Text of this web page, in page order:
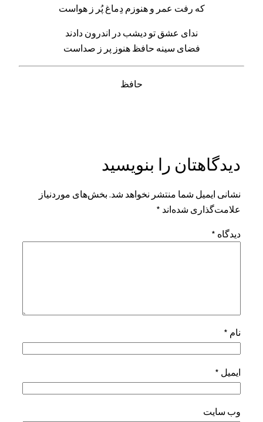
که رفت عمر و هنوزم دِماغ پُر ز هواست
ندای عشق تو دیشب در اندرون دادند
فضای سینه حافظ هنوز پر ز صداست
حافظ
دیدگاهتان را بنویسید
نشانی ایمیل شما منتشر نخواهد شد. بخش‌های موردنیاز
علامت‌گذاری شده‌اند *
دیدگاه *
نام *
ایمیل *
وب‌ سایت